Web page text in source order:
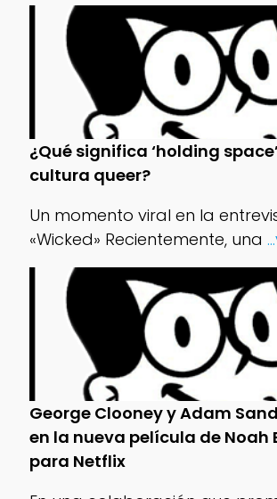
¿Qué significa ‘holding
cultura queer?
Un momento viral en la
«Wicked» Recientemente, una
George Clooney y Adam
en la nueva película de Noah
para Netflix